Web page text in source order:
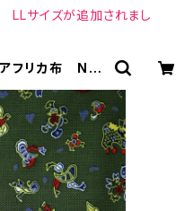
LLサイズが追加されまし
フリカ布 No.